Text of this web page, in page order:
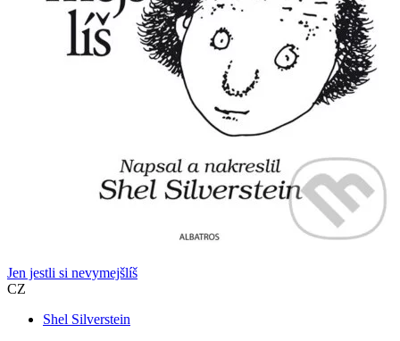
Jen jestli si nevymejšlíš
CZ
Shel Silverstein